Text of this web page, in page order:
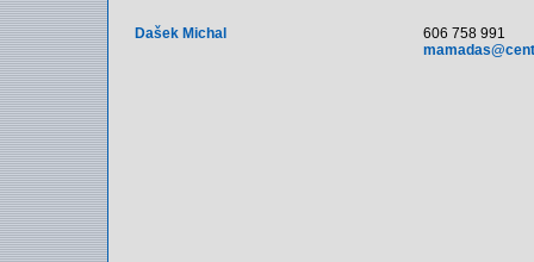
Dašek Michal
606 758 991